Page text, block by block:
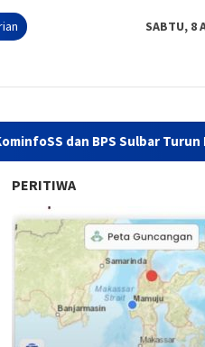
SABTU, 8
BPS Sulbar Turun Lapangan
PERITIWA